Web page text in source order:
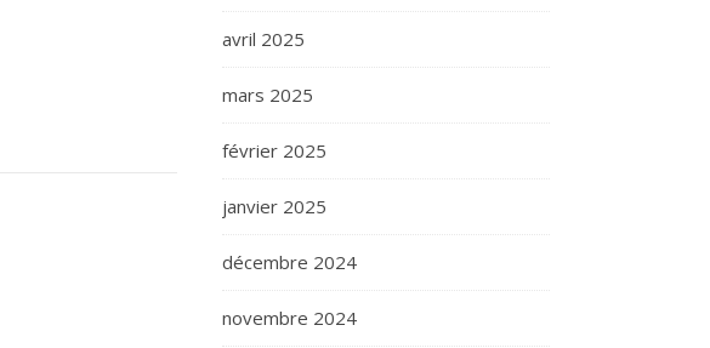
avril 2025
mars 2025
février 2025
janvier 2025
décembre 2024
novembre 2024